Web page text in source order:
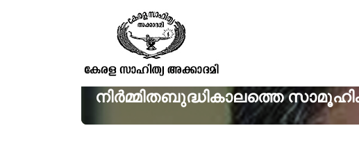
നിര്‍മ്മിതബുദ്ധികാലത്തെ